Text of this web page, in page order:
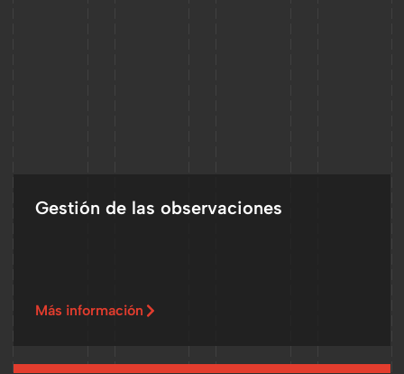
Gestión de las observaciones
Más información